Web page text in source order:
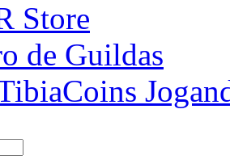
Store
de Guildas